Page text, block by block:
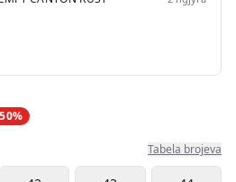
50%
Tabela brojeva